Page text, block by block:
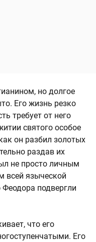
но долгое
Его жизнь резко
требует от него
святого особое
он разбил золотых
раздав их
не просто личным
всей языческой
Феодора подвергли
что его
Его